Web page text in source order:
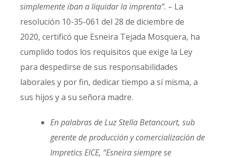
simplemente iban a liquidar la imprenta”. – La
resolución 10-35-061 del 28 de diciembre de
2020, certificó que Esneira Tejada Mosquera, ha
cumplido todos los requisitos que exige la Ley
para despedirse de sus responsabilidades
laborales y por fin, dedicar tiempo a sí misma, a
sus hijos y a su señora madre.
En palabras de Luz Stella Betancourt, sub
gerente de producción y comercialización de
Impretics EICE, “Esneira siempre se